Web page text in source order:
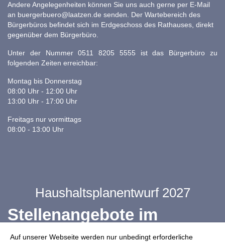
Auf unserer Webseite werden nur unbedingt erforderliche
Andere Angelegenheiten können Sie uns auch gerne per E-Mail
an buergerbuero@laatzen.de senden. Der Wartebereich des
Bürgerbüros befindet sich im Erdgeschoss des Rathauses, direkt
gegenüber dem Bürgerbüro.
Unter der Nummer 0511 8205 5555 ist das Bürgerbüro zu
folgenden Zeiten erreichbar:
Montag bis Donnerstag
08:00 Uhr - 12:00 Uhr
13:00 Uhr - 17:00 Uhr
Freitags nur vormittags
08:00 - 13:00 Uhr
Haushaltsplanentwurf 2027
Stellenangebote im
Ganztag